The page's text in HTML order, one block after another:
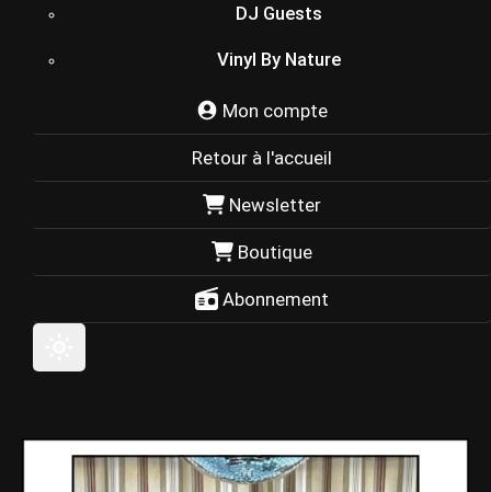
DJ Guests
Vinyl By Nature
Mon compte
Retour à l'accueil
Newsletter
Boutique
Abonnement